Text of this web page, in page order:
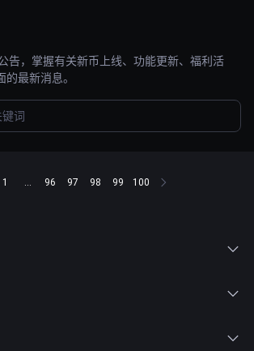
告，掌握有关新币上线、功能更新、福利活
最新消息。
1 ... 96 97 98 99 100